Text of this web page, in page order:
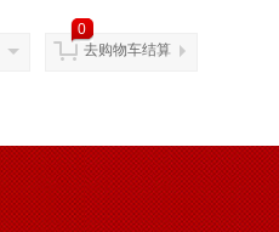
0
去购物车结算